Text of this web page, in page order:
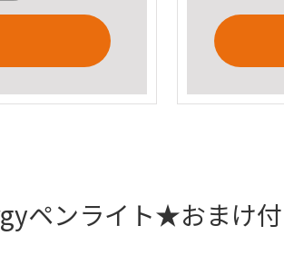
ペンライト★おまけ